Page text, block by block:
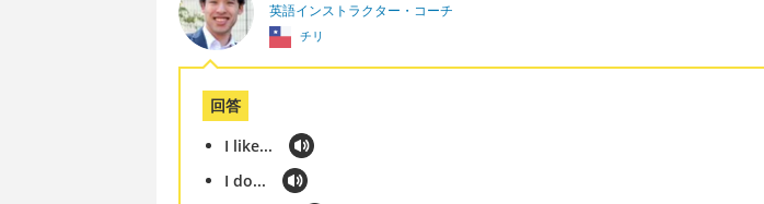
英語インストラクター・コーチ
チリ
回答
I like...
I do...